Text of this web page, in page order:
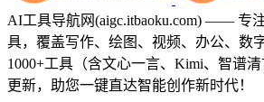
AI工具导航网(aigc.itbaoku.com) —— 专
具，覆盖写作、绘图、视频、办公、数
1000+工具（含文心一言、Kimi、智谱
更新，助您一键直达智能创作新时代！